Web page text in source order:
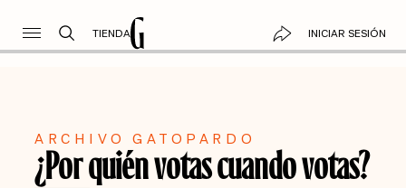
TIENDA INICIAR SESIÓN
ARCHIVO GATOPARDO
¿Por quién votas cuando votas?